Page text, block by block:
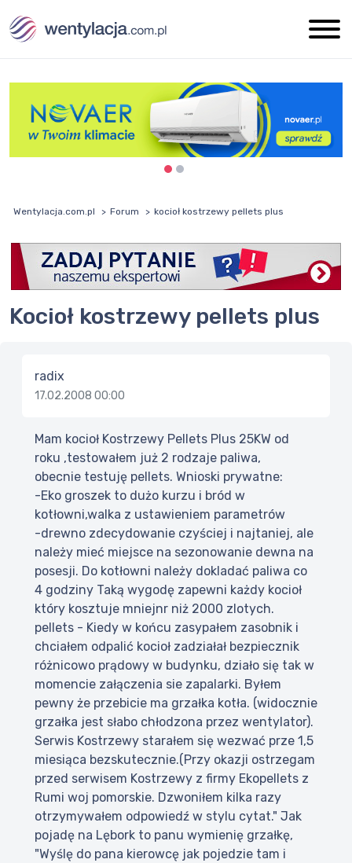
Wentylacja.com.pl Forum kocioł kostrzewy pellets plus
kocioł kostrzewy pellets plus
radix
17.02.2008 00:00
Mam kocioł Kostrzewy Pellets Plus 25KW od
roku ,testowałem już 2 rodzaje paliwa,
obecnie testuję pellets. Wnioski prywatne:
-Eko groszek to dużo kurzu i bród w
kotłowni,walka z ustawieniem parametrów
-drewno zdecydowanie czyściej i najtaniej, ale
należy mieć miejsce na sezonowanie dewna na
posesji. Do kotłowni należy dokladać paliwa co
4 godziny Taką wygodę zapewni każdy kocioł
który kosztuje mniejnr niż 2000 zlotych.
pellets - Kiedy w końcu zasypałem zasobnik i
chciałem odpalić kocioł zadziałał bezpiecznik
różnicowo prądowy w budynku, działo się tak w
momencie załączenia sie zapalarki. Byłem
pewny że przebicie ma grzałka kotła. (widocznie
grzałka jest słabo chłodzona przez wentylator).
Serwis Kostrzewy starałem się wezwać prze 1,5
miesiąca bezskutecznie.(Przy okazji ostrzegam
przed serwisem Kostrzewy z firmy Ekopellets z
Rumi woj pomorskie. Dzwoniłem kilka razy
otrzymywałem odpowiedź w stylu cytat." Jak
pojadę na Lębork to panu wymienię grzałkę,
"Wyślę do pana kierowcę jak pojedzie tam i